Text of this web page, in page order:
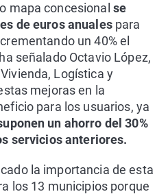
mapa concesional se
de euros anuales para
un 40% el
señalado Octavio López,
Logística y
mejoras en la
para los usuarios, ya
un ahorro del 30%
servicios anteriores.
la importancia de esta
los 13 municipios porque